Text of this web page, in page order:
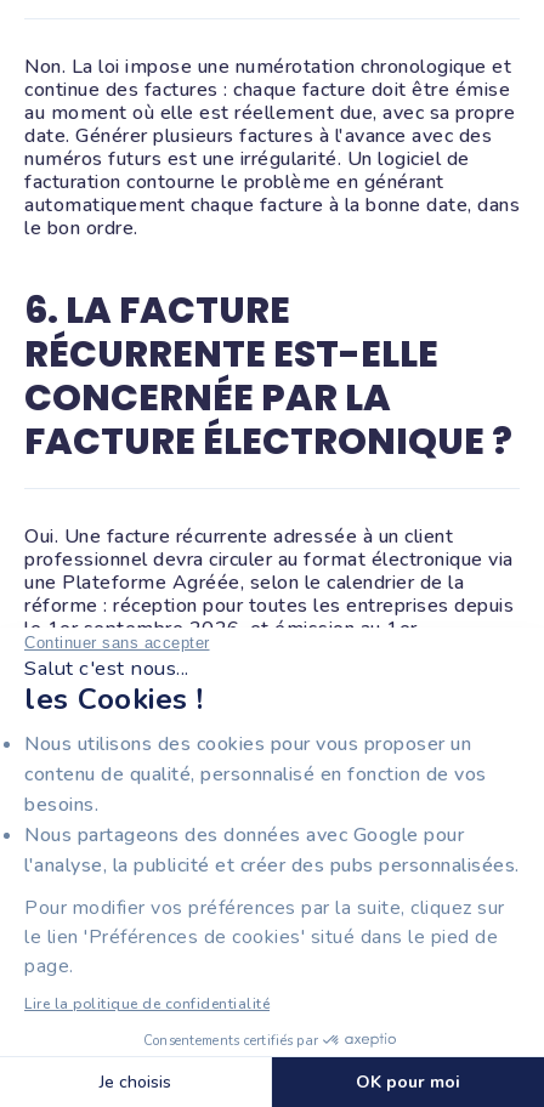
Continuer sans accepter
Salut c'est nous...
les Cookies !
Nous utilisons des cookies pour vous proposer un
contenu de qualité, personnalisé en fonction de vos
besoins.
Nous partageons des données avec Google pour
l'analyse, la publicité et créer des pubs personnalisées.
Pour modifier vos préférences par la suite, cliquez sur
le lien 'Préférences de cookies' situé dans le pied de
page.
Lire la politique de confidentialité
Consentements certifiés par
Je choisis OK pour moi
🍪 Cookies
Non. La loi impose une numérotation chronologique et
continue des factures : chaque facture doit être émise
au moment où elle est réellement due, avec sa propre
date. Générer plusieurs factures à l'avance avec des
numéros futurs est une irrégularité. Un logiciel de
facturation contourne le problème en générant
automatiquement chaque facture à la bonne date, dans
le bon ordre.
6. LA FACTURE
RÉCURRENTE EST-ELLE
CONCERNÉE PAR LA
FACTURE ÉLECTRONIQUE ?
Oui. Une facture récurrente adressée à un client
professionnel devra circuler au format électronique via
une Plateforme Agréée, selon le calendrier de la
réforme : réception pour toutes les entreprises depuis
le 1er septembre 2026, et émission au 1er
septembre 2027 pour les TPE, micro-entreprises et
PME. La mécanique de la récurrence, elle, ne change
pas : seul le canal de transmission évolue.
RÉDIGÉ PAR MAXIME DIGUE
Maxime Digue est cofondateur et directeur général de
Tiime, qu'il a lancé en 2015. Avec une culture digitale
et entrepreneuriale forte, il prend régulièrement la